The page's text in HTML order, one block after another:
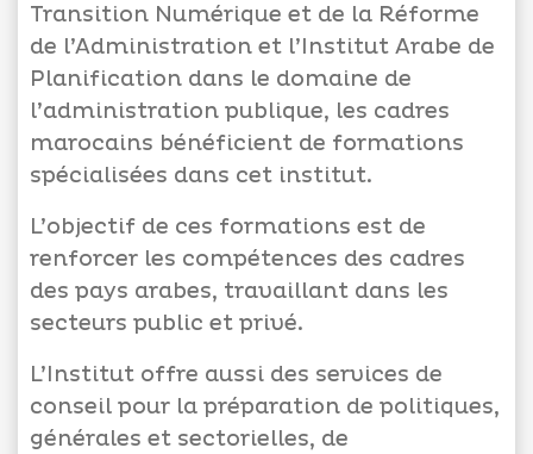
Appels
d'offres
Suggestions
Contactez-
nous
Transition Numérique et de la Réforme
de l’Administration et l’Institut Arabe de
Planification dans le domaine de
l’administration publique, les cadres
marocains bénéficient de formations
spécialisées dans cet institut.
L’objectif de ces formations est de
renforcer les compétences des cadres
des pays arabes, travaillant dans les
secteurs public et privé.
L’Institut offre aussi des services de
conseil pour la préparation de politiques,
générales et sectorielles, de